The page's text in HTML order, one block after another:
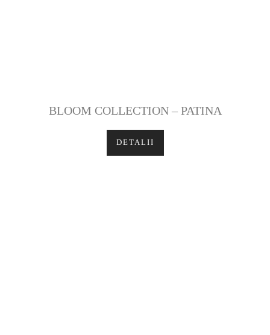
BLOOM COLLECTION – PATINA
DETALII